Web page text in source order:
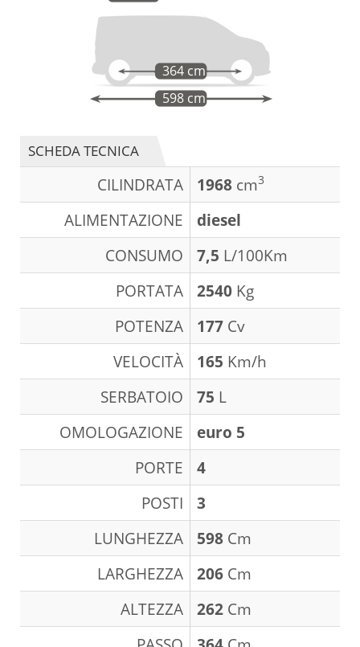
598 cm
364 cm
SCHEDA TECNICA
CILINDRATA 1968 cm3
ALIMENTAZIONE
diesel
CONSUMO
7,5 L/100Km
PORTATA
2540 Kg
POTENZA
177 Cv
VELOCITÀ
165 Km/h
SERBATOIO
75 L
OMOLOGAZIONE
euro 5
PORTE
4
POSTI
3
LUNGHEZZA
598 Cm
LARGHEZZA
206 Cm
ALTEZZA
262 Cm